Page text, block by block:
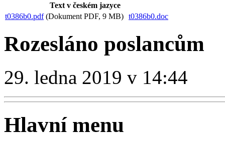
Text v českém jazyce
t0386b0.pdf(Dokument PDF, 9 MB) t0386b0.doc
Rozesláno poslancům
29. ledna 2019 v 14:44
Hlavní menu